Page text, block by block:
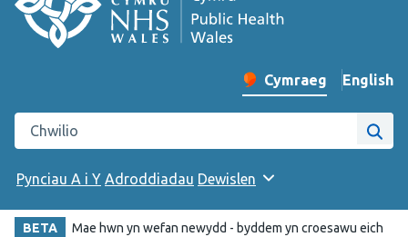
Newid iaith y wefan
Cymraeg English
–
Chwilio gwefan Iechyd Cyhoeddus Cymru
Pynciau A i Y Adroddiadau Dewislen
BETA
Mae hwn yn wefan newydd - byddem yn croesawu eich